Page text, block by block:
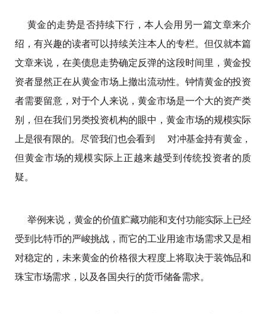
黄金的走势是否持续下行，本人会用另一篇文章来介
绍，有兴趣的读者可以持续关注本人的专栏。但仅就本篇
文章来说，在美债息走势确定反弹的这段时间里，黄金投
资者显然正在从黄金市场上撤出流动性。钟情黄金的投资
者需要留意，对于个人来说，黄金市场是一个大的资产类
别，但在我们另类投资机构的眼中，黄金市场的规模实际
上是很有限的。尽管我们也会看到
对冲基金持有黄金，
但黄金市场的规模实际上正越来越受到传统投资者的质
疑。
举例来说，黄金的价值贮藏功能和支付功能实际上已经
受到比特币的严峻挑战，而它的工业用途市场需求又是相
对稳定的，未来黄金的价格很大程度上将取决于装饰品和
珠宝市场需求，以及各国央行的货币储备需求。